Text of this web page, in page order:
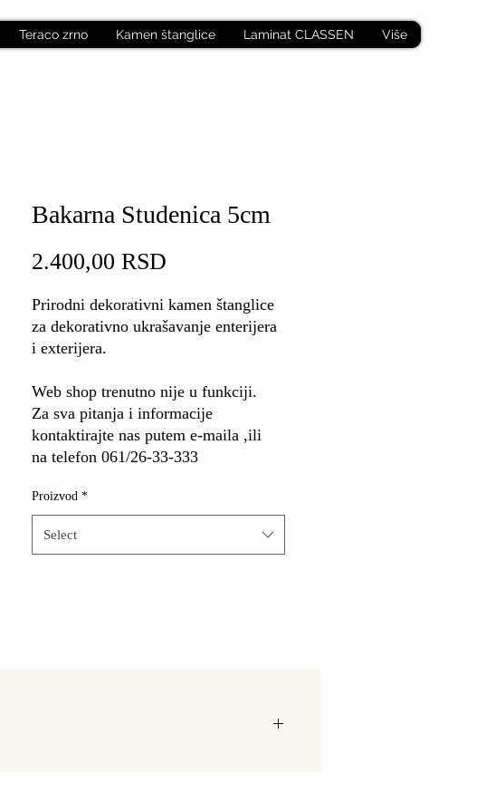
Teraco zrno Kamen štanglice Laminat CLASSEN Više
Bakarna Studenica 5cm
2.400,00 RSD
Prirodni dekorativni kamen štanglice
za dekorativno ukrašavanje enterijera
i exterijera.
Web shop trenutno nije u funkciji.
Za sva pitanja i informacije
kontaktirajte nas putem e-maila ,ili
na telefon 061/26-33-333
Proizvod *
Select